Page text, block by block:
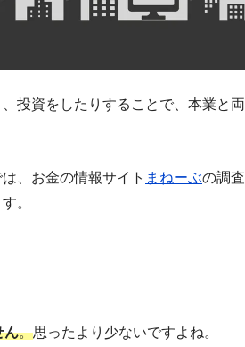
投資をしたりすることで、本業と両
は、お金の情報サイト まねーぶの調査
。
ん。思ったより少ないですよね。